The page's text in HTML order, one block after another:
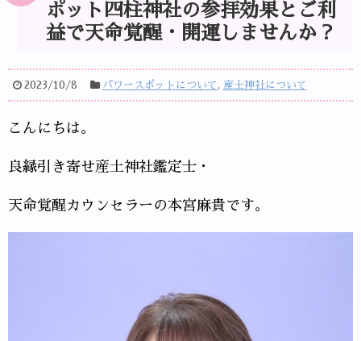
ポット四柱神社の参拝効果とご利
益で天命覚醒・開運しませんか？
2023/10/8 パワースポットについて , 産土神社について
こんにちは。
良縁引き寄せ産土神社鑑定士・
天命覚醒カウンセラーの本宮麻貴です。